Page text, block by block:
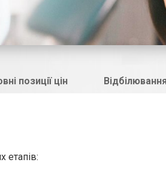
позиції цін
етапів: